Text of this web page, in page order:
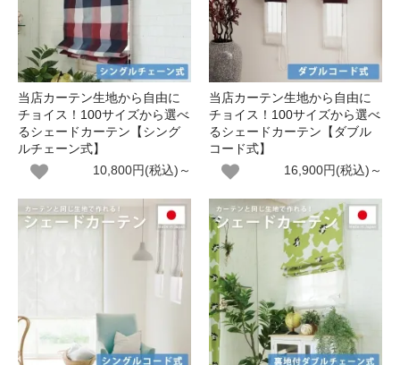
当店カーテン生地から自由に
チョイス！100サイズから選べ
るシェードカーテン【シング
ルチェーン式】
10,800円(税込)～
当店カーテン生地から自由に
チョイス！100サイズから選べ
るシェードカーテン【ダブル
コード式】
16,900円(税込)～